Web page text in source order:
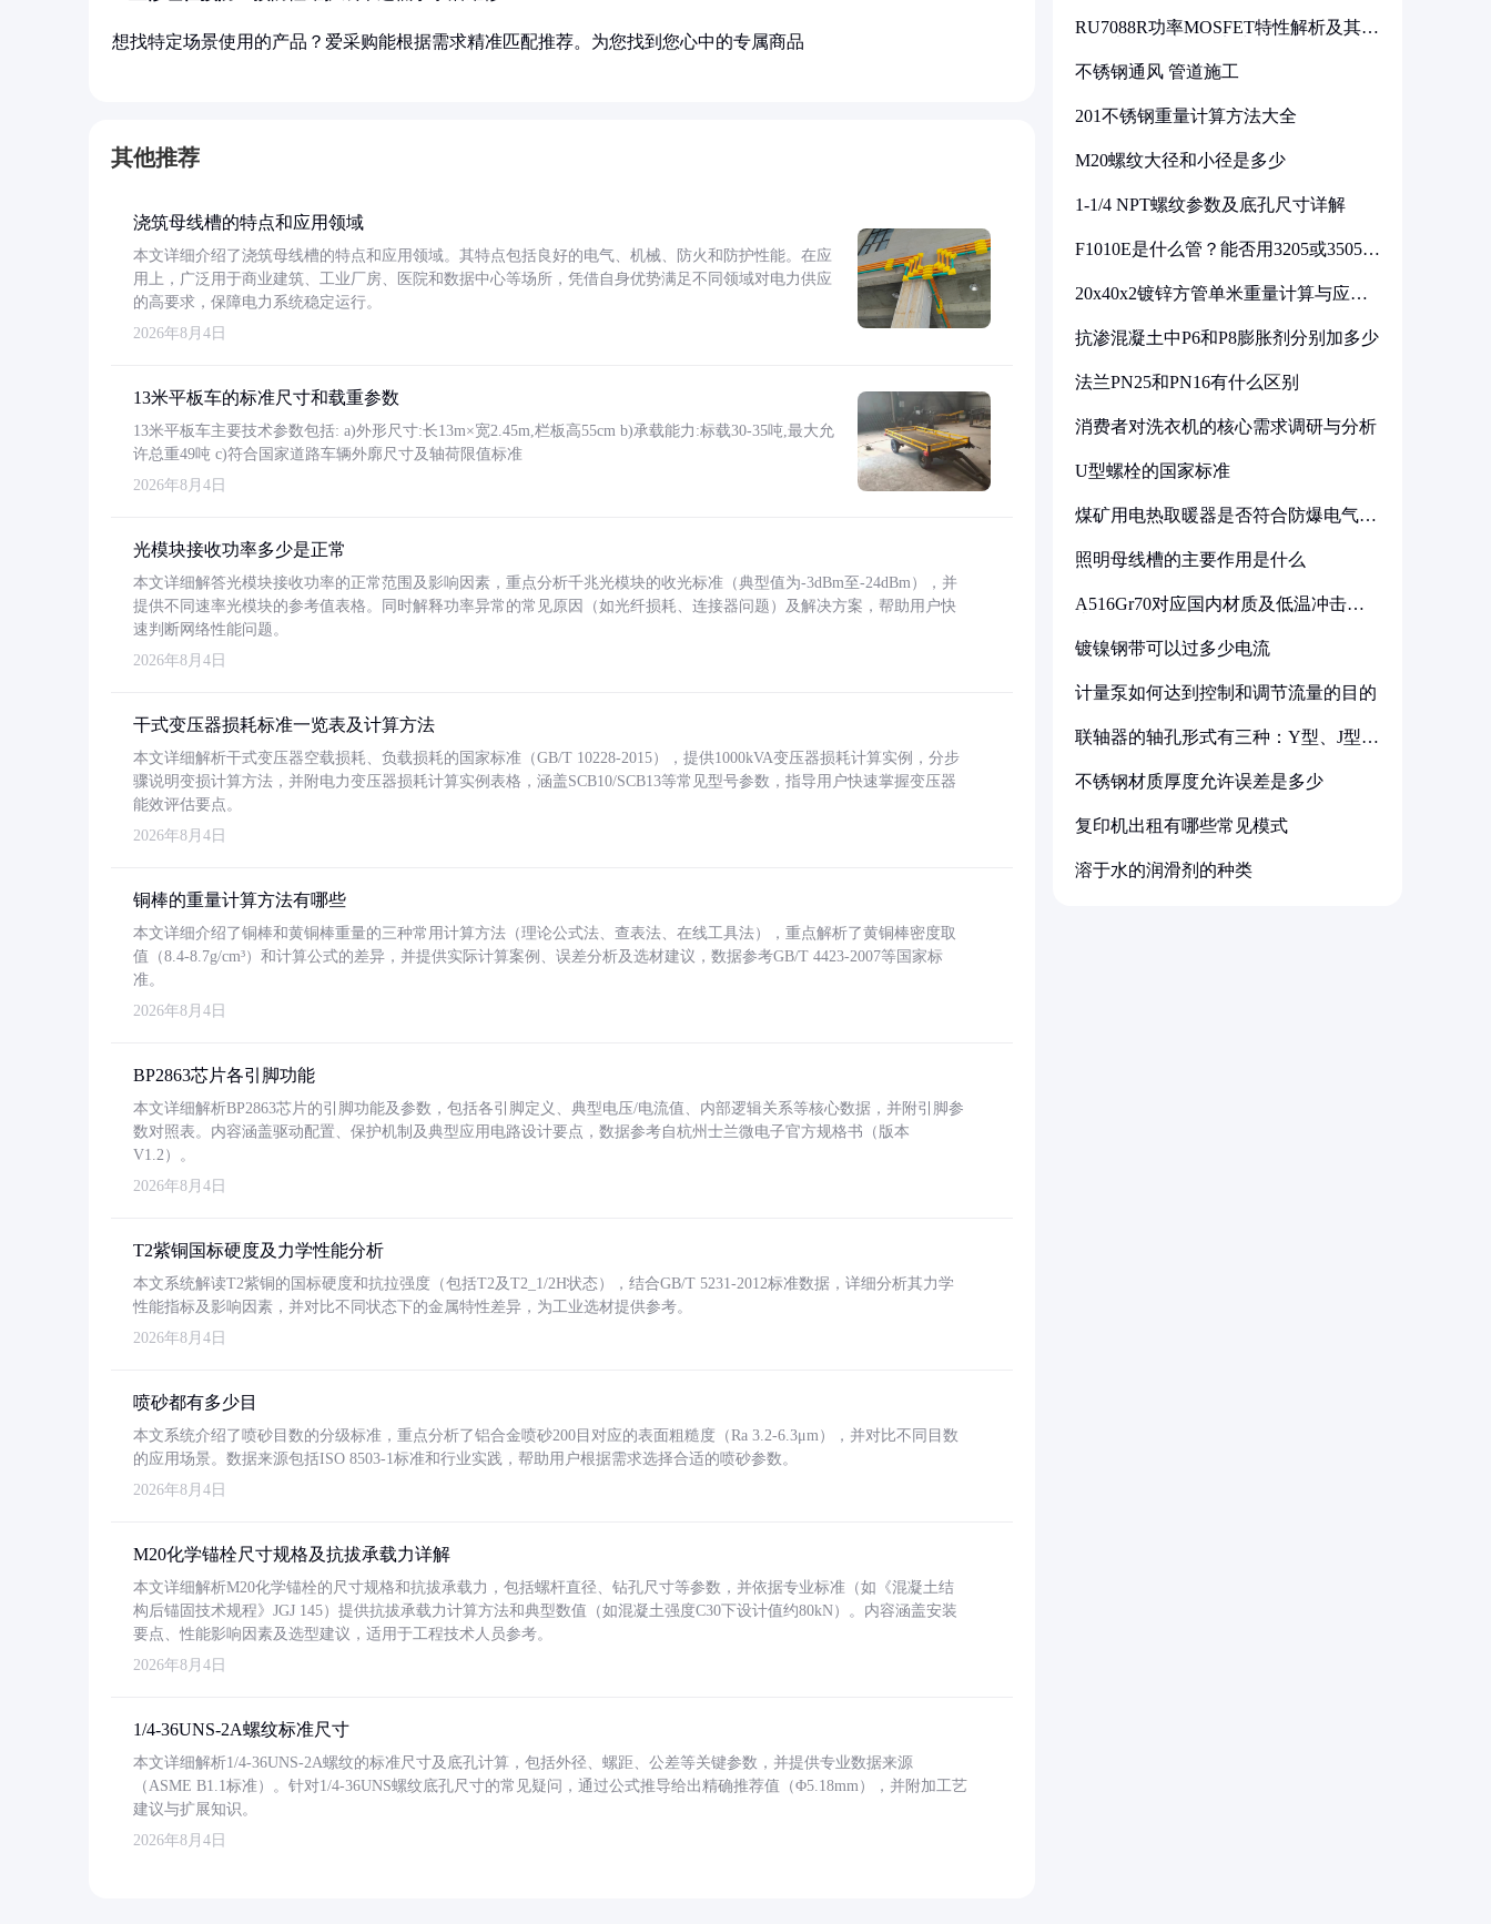
想找特定场景使用的产品？爱采购能根据需求精准匹配推荐。为您找到您心中的专属商品
其他推荐
浇筑母线槽的特点和应用领域
本文详细介绍了浇筑母线槽的特点和应用领域。其特点包括良好的电气、机械、防火和防护性能。在应
用上，广泛用于商业建筑、工业厂房、医院和数据中心等场所，凭借自身优势满足不同领域对电力供应
的高要求，保障电力系统稳定运行。
2026年8月4日
13米平板车的标准尺寸和载重参数
13米平板车主要技术参数包括: a)外形尺寸:长13m×宽2.45m,栏板高55cm b)承载能力:标载30-35吨,最大允
许总重49吨 c)符合国家道路车辆外廓尺寸及轴荷限值标准
2026年8月4日
光模块接收功率多少是正常
本文详细解答光模块接收功率的正常范围及影响因素，重点分析千兆光模块的收光标准（典型值为-3dBm至-24dBm），并
提供不同速率光模块的参考值表格。同时解释功率异常的常见原因（如光纤损耗、连接器问题）及解决方案，帮助用户快
速判断网络性能问题。
2026年8月4日
干式变压器损耗标准一览表及计算方法
本文详细解析干式变压器空载损耗、负载损耗的国家标准（GB/T 10228-2015），提供1000kVA变压器损耗计算实例，分步
骤说明变损计算方法，并附电力变压器损耗计算实例表格，涵盖SCB10/SCB13等常见型号参数，指导用户快速掌握变压器
能效评估要点。
2026年8月4日
铜棒的重量计算方法有哪些
本文详细介绍了铜棒和黄铜棒重量的三种常用计算方法（理论公式法、查表法、在线工具法），重点解析了黄铜棒密度取
值（8.4-8.7g/cm³）和计算公式的差异，并提供实际计算案例、误差分析及选材建议，数据参考GB/T 4423-2007等国家标
准。
2026年8月4日
BP2863芯片各引脚功能
本文详细解析BP2863芯片的引脚功能及参数，包括各引脚定义、典型电压/电流值、内部逻辑关系等核心数据，并附引脚参
数对照表。内容涵盖驱动配置、保护机制及典型应用电路设计要点，数据参考自杭州士兰微电子官方规格书（版本
V1.2）。
2026年8月4日
T2紫铜国标硬度及力学性能分析
本文系统解读T2紫铜的国标硬度和抗拉强度（包括T2及T2_1/2H状态），结合GB/T 5231-2012标准数据，详细分析其力学
性能指标及影响因素，并对比不同状态下的金属特性差异，为工业选材提供参考。
2026年8月4日
喷砂都有多少目
本文系统介绍了喷砂目数的分级标准，重点分析了铝合金喷砂200目对应的表面粗糙度（Ra 3.2-6.3μm），并对比不同目数
的应用场景。数据来源包括ISO 8503-1标准和行业实践，帮助用户根据需求选择合适的喷砂参数。
2026年8月4日
M20化学锚栓尺寸规格及抗拔承载力详解
本文详细解析M20化学锚栓的尺寸规格和抗拔承载力，包括螺杆直径、钻孔尺寸等参数，并依据专业标准（如《混凝土结
构后锚固技术规程》JGJ 145）提供抗拔承载力计算方法和典型数值（如混凝土强度C30下设计值约80kN）。内容涵盖安装
要点、性能影响因素及选型建议，适用于工程技术人员参考。
2026年8月4日
1/4-36UNS-2A螺纹标准尺寸
本文详细解析1/4-36UNS-2A螺纹的标准尺寸及底孔计算，包括外径、螺距、公差等关键参数，并提供专业数据来源
（ASME B1.1标准）。针对1/4-36UNS螺纹底孔尺寸的常见疑问，通过公式推导给出精确推荐值（Φ5.18mm），并附加工艺
建议与扩展知识。
2026年8月4日
RU7088R功率MOSFET特性解析及其在
不锈钢通风 管道施工
201不锈钢重量计算方法大全
M20螺纹大径和小径是多少
1-1/4 NPT螺纹参数及底孔尺寸详解
F1010E是什么管？能否用3205或3505代
20x40x2镀锌方管单米重量计算与应用
抗渗混凝土中P6和P8膨胀剂分别加多少
法兰PN25和PN16有什么区别
消费者对洗衣机的核心需求调研与分析
U型螺栓的国家标准
煤矿用电热取暖器是否符合防爆电气设
照明母线槽的主要作用是什么
A516Gr70对应国内材质及低温冲击要
镀镍钢带可以过多少电流
计量泵如何达到控制和调节流量的目的
联轴器的轴孔形式有三种：Y型、J型、
不锈钢材质厚度允许误差是多少
复印机出租有哪些常见模式
溶于水的润滑剂的种类